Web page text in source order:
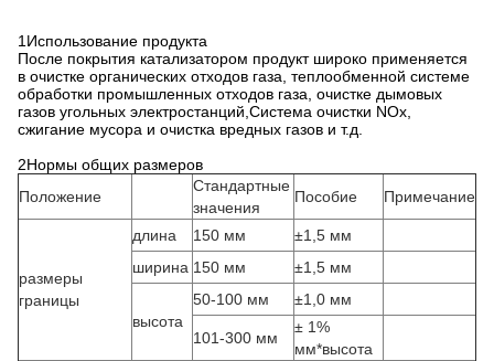
1Использование продукта
После покрытия катализатором продукт широко применяется
в очистке органических отходов газа, теплообменной системе
обработки промышленных отходов газа, очистке дымовых
газов угольных электростанций,Система очистки NOx,
сжигание мусора и очистка вредных газов и т.д.
2Нормы общих размеров
Положение
Стандартные
значения
Пособие Примечание
размеры
границы
длина 150 мм
±1,5 мм
ширина 150 мм ±1,5 мм
высота
50-100 мм ±1,0 мм
101-300 мм
± 1%
мм*высота